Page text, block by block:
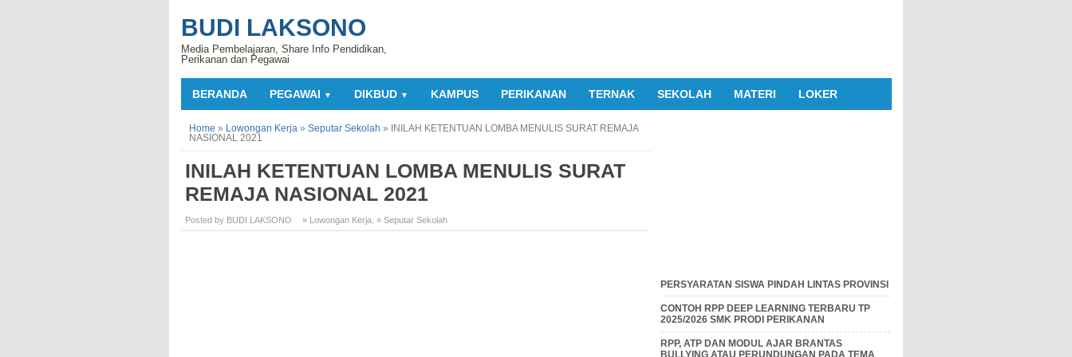
BUDI LAKSONO
Media Pembelajaran, Share Info Pendidikan,
Perikanan dan Pegawai
BERANDA PEGAWAI ▼ DIKBUD ▼ KAMPUS PERIKANAN TERNAK SEKOLAH MATERI LOKER
Home » Lowongan Kerja » Seputar Sekolah »
INILAH KETENTUAN LOMBA MENULIS SURAT REMAJA
NASIONAL 2021
INILAH KETENTUAN LOMBA MENULIS SURAT
REMAJA NASIONAL 2021
Posted by BUDI LAKSONO » Lowongan Kerja » Seputar Sekolah
PERSYARATAN SISWA PINDAH LINTAS PROVINSI
CONTOH RPP DEEP LEARNING TERBARU TP
2025/2026 SMK PRODI PERIKANAN
RPP, ATP DAN MODUL AJAR BRANTAS